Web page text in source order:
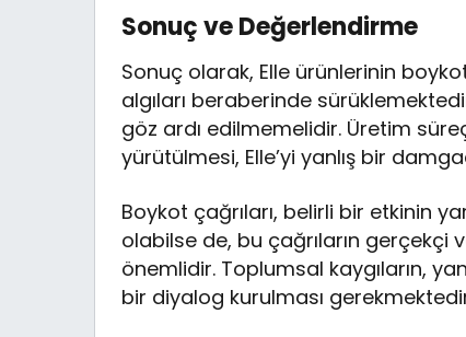
Sonuç ve Değerlendirme
Sonuç olarak, Elle ürünlerinin
algıları beraberinde
göz ardı edilmemelidir. Üretim
yürütülmesi, Elle’yi yanlış bir
Boykot çağrıları, belirli bir etkinin
olabilse de, bu çağrıların gerçekçi
önemlidir. Toplumsal kaygıların,
bir diyalog kurulması